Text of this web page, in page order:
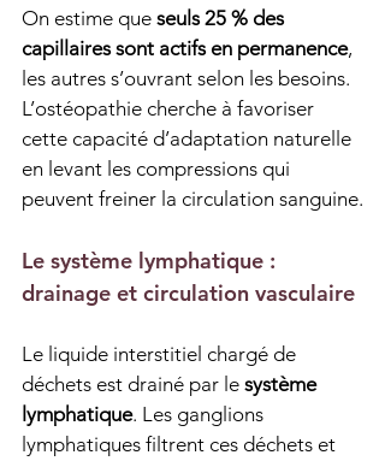
On estime que seuls 25 % des
capillaires sont actifs en permanence,
les autres s’ouvrant selon les besoins.
L’ostéopathie cherche à favoriser
cette capacité d’adaptation naturelle
en levant les compressions qui
peuvent freiner la circulation sanguine.
Le système lymphatique :
drainage et circulation vasculaire
Le liquide interstitiel chargé de
déchets est drainé par le système
lymphatique. Les ganglions
lymphatiques filtrent ces déchets et